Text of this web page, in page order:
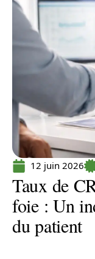
12 juin 2026
Taux de
foie : Un
du patient